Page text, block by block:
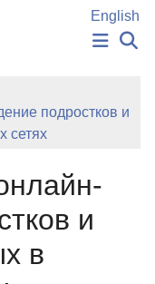
English
подростков и
сетях
и
в